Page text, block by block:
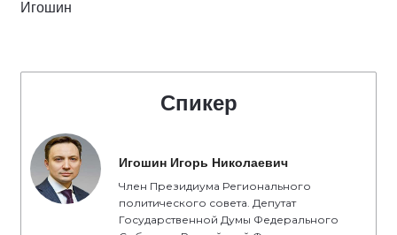
Игошин
Спикер
Игошин Игорь Николаевич
Член Президиума Регионального
политического совета. Депутат
Государственной Думы Федерального